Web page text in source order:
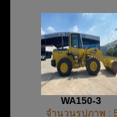
WA150-3
จำนวนรูปภาพ :